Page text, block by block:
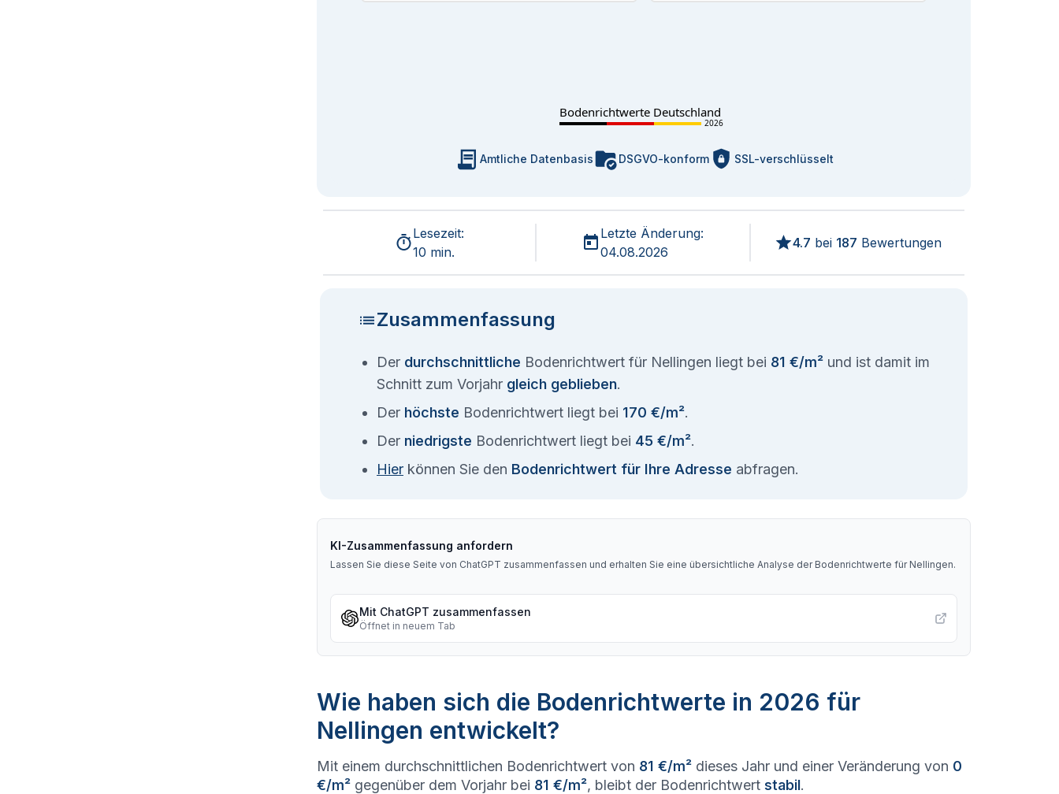
Bodenrichtwerte Deutschland
2026
Amtliche Datenbasis DSGVO-konform SSL-verschlüsselt
Lesezeit:
10 min.
Letzte Änderung:
04.08.2026
4.7 bei 187 Bewertungen
Zusammenfassung
Der durchschnittliche Bodenrichtwert für Nellingen liegt bei 81 €/m² und ist damit im
Schnitt zum Vorjahr gleich geblieben.
Der höchste Bodenrichtwert liegt bei 170 €/m².
Der niedrigste Bodenrichtwert liegt bei 45 €/m².
Hier können Sie den Bodenrichtwert für Ihre Adresse abfragen.
KI-Zusammenfassung anfordern
Lassen Sie diese Seite von ChatGPT zusammenfassen und erhalten Sie eine übersichtliche Analyse der Bodenrichtwerte für Nellingen.
Mit ChatGPT zusammenfassen
Öffnet in neuem Tab
Wie haben sich die Bodenrichtwerte in 2026 für
Nellingen entwickelt?
Mit einem durchschnittlichen Bodenrichtwert von 81 €/m² dieses Jahr und einer Veränderung von 0
€/m² gegenüber dem Vorjahr bei 81 €/m², bleibt der Bodenrichtwert stabil.